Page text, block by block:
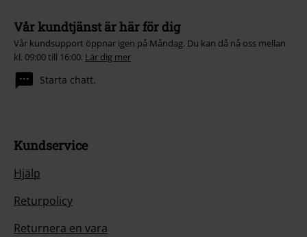
Vår kundtjänst är här för dig
Vår kundsupport öppnar igen på Måndag. Du kan då nå oss mellan
kl. 09:00 till 16:00. Lär dig mer
Starta chatt.
Kundservice
Hjälp
Returpolicy
Returnera en vara